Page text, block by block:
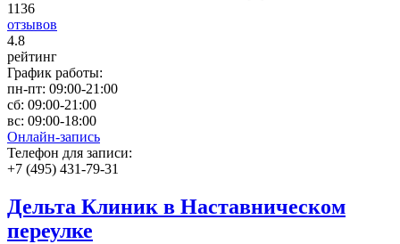
1136
отзывов
4.8
рейтинг
График работы:
пн-пт: 09:00-21:00
сб: 09:00-21:00
вс: 09:00-18:00
Онлайн-запись
Телефон для записи:
+7 (495) 431-79-31
Дельта Клиник в Наставническом
переулке